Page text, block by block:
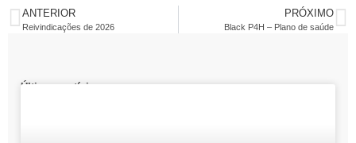
ANTERIOR
Reivindicações de 2026
PRÓXIMO
Black P4H – Plano de saúde
Últimas notícias: